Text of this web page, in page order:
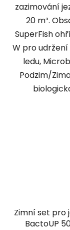
zazimování
20 m³.
SuperFish
W pro
ledu,
Podzim/
Zimní set pro
BactoUP